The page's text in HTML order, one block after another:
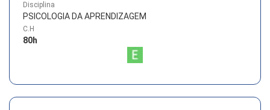
Disciplina
PSICOLOGIA DA APRENDIZAGEM
C.H
80h